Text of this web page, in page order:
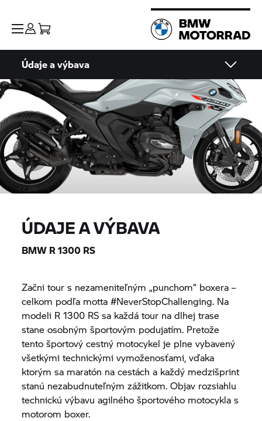
Údaje a výbava
ÚDAJE A VÝBAVA
BMW R 1300 RS
Začni tour s nezameniteľným „punchom“ boxera –
celkom podľa motta #NeverStopChallenging. Na
modeli R 1300 RS sa každá tour na dlhej trase
stane osobným športovým podujatím. Pretože
tento športový cestný motocykel je plne vybavený
všetkými technickými vymoženosťami, vďaka
ktorým sa maratón na cestách a každý medzišprint
stanú nezabudnuteľným zážitkom. Objav rozsiahlu
technickú výbavu agilného športového motocykla s
motorom boxer.